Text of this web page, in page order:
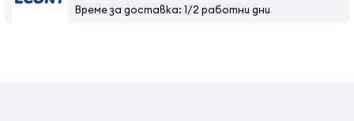
Време за доставка: 1/2 работни дни